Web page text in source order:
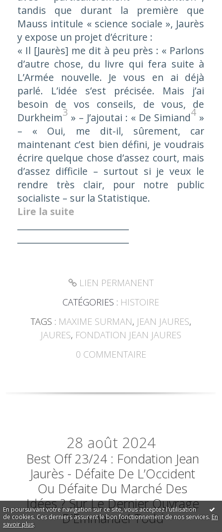
En poursuivant votre navigation sur ce site, vous acceptez l'utilisation
de cookies. Ces derniers assurent le bon fonctionnement de nos services. En
savoir plus.
tandis que durant la première que
Mauss intitule « science sociale », Jaurès
y expose un projet d’écriture :
« Il [Jaurès] me dit à peu près : « Parlons
d’autre chose, du livre qui fera suite à
L’Armée nouvelle. Je vous en ai déjà
parlé. L’idée s’est précisée. Mais j’ai
besoin de vos conseils, de vous, de
Durkheim3 » – J’ajoutai : « De Simiand4 »
– « Oui, me dit-il, sûrement, car
maintenant c’est bien défini, je voudrais
écrire quelque chose d’assez court, mais
d’assez difficile – surtout si je veux le
rendre très clair, pour notre public
socialiste – sur la Statistique.
Lire la suite
LIEN PERMANENT
CATÉGORIES : HISTOIRE
TAGS : MAXIME SURMAN, JEAN JAURES,
JAURES, FONDATION JEAN JAURES
0 COMMENTAIRE
28 août 2024
Best Off 23/24 : Fondation Jean
Jaurès - Défaite De L’Occident
Ou Défaite Du Marché Des
Idées ? Sur Le Dernier Ouvrage
D’Emmanuel Todd